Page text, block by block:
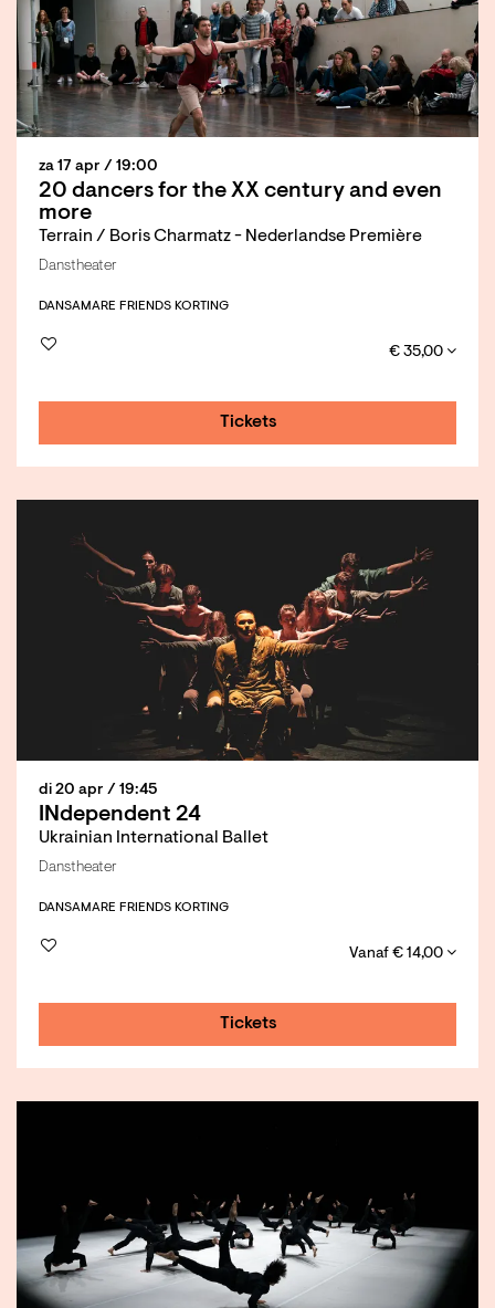
20 dancers for the XX century and even
more
Terrain / Boris Charmatz - Nederlandse Première
za 17 apr / 19:00
Danstheater
DANSAMARE FRIENDS KORTING
€ 35,00
Tickets
INdependent 24
Ukrainian International Ballet
di 20 apr / 19:45
Danstheater
DANSAMARE FRIENDS KORTING
Vanaf € 14,00
Tickets